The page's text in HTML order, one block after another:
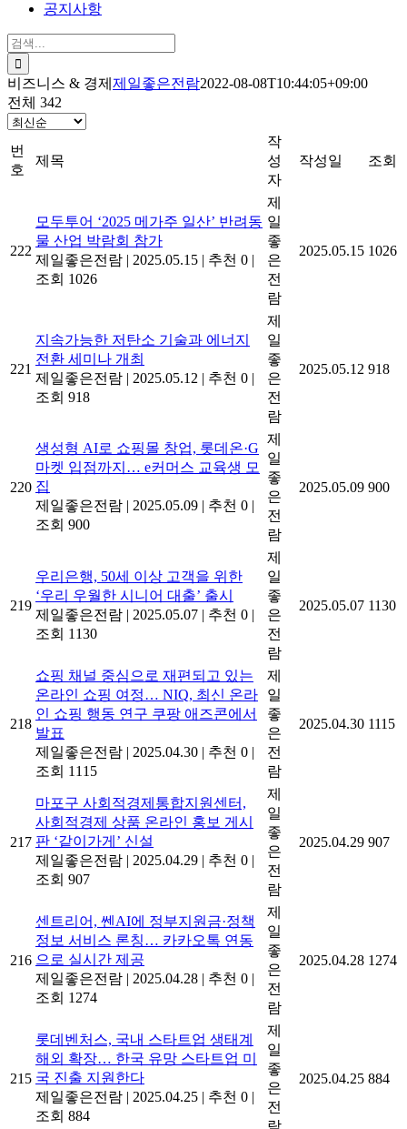
공지사항
검
색:
비즈니스 & 경제 제일좋은전람2022-08-08T10:44:05+09:00
전체 342
번
호
제목
작
성
자
작성일 조회
222
모두투어 ‘2025 메가주 일산’ 반려동
물 산업 박람회 참가
제일좋은전람 | 2025.05.15 | 추천 0 |
조회 1026
제
일
좋
은
전
람
2025.05.15 1026
221
지속가능한 저탄소 기술과 에너지
전환 세미나 개최
제일좋은전람 | 2025.05.12 | 추천 0 |
조회 918
제
일
좋
은
전
람
2025.05.12 918
220
생성형 AI로 쇼핑몰 창업, 롯데온·G
마켓 입점까지… e커머스 교육생 모
집
제일좋은전람 | 2025.05.09 | 추천 0 |
조회 900
제
일
좋
은
전
람
2025.05.09 900
219
우리은행, 50세 이상 고객을 위한
‘우리 우월한 시니어 대출’ 출시
제일좋은전람 | 2025.05.07 | 추천 0 |
조회 1130
제
일
좋
은
전
람
2025.05.07 1130
218
쇼핑 채널 중심으로 재편되고 있는
온라인 쇼핑 여정… NIQ, 최신 온라
인 쇼핑 행동 연구 쿠팡 애즈콘에서
발표
제일좋은전람 | 2025.04.30 | 추천 0 |
조회 1115
제
일
좋
은
전
람
2025.04.30 1115
217
마포구 사회적경제통합지원센터,
사회적경제 상품 온라인 홍보 게시
판 ‘같이가게’ 신설
제일좋은전람 | 2025.04.29 | 추천 0 |
조회 907
제
일
좋
은
전
람
2025.04.29 907
216
센트리어, 쎈AI에 정부지원금·정책
정보 서비스 론칭… 카카오톡 연동
으로 실시간 제공
제일좋은전람 | 2025.04.28 | 추천 0 |
조회 1274
제
일
좋
은
전
람
2025.04.28 1274
215
롯데벤처스, 국내 스타트업 생태계
해외 확장… 한국 유망 스타트업 미
국 진출 지원한다
제일좋은전람 | 2025.04.25 | 추천 0 |
조회 884
제
일
좋
은
전
람
2025.04.25 884